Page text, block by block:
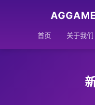
首页 关于我们